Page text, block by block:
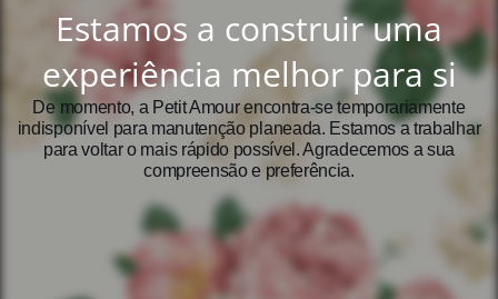
Estamos a construir uma
experiência melhor para si
De momento, a Petit Amour encontra‑se temporariamente
indisponível para manutenção planeada. Estamos a trabalhar
para voltar o mais rápido possível. Agradecemos a sua
compreensão e preferência.